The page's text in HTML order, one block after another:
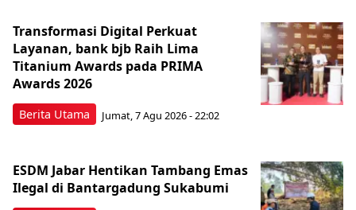
Berita Utama
Transformasi Digital Perkuat
Layanan, bank bjb Raih Lima
Titanium Awards pada PRIMA
Awards 2026
Jumat, 7 Agu 2026 - 22:02
ESDM Jabar Hentikan Tambang Emas
Ilegal di Bantargadung Sukabumi